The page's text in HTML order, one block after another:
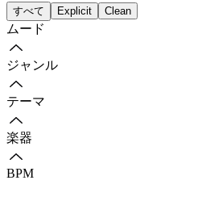
すべて Explicit Clean
ムード
ジャンル
テーマ
楽器
BPM